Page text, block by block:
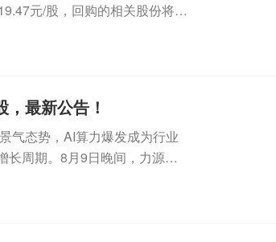
元/股，回购的相关股份将予
最新公告！
气态势，AI算力爆发成为行业
长周期。8月9日晚间，力源信